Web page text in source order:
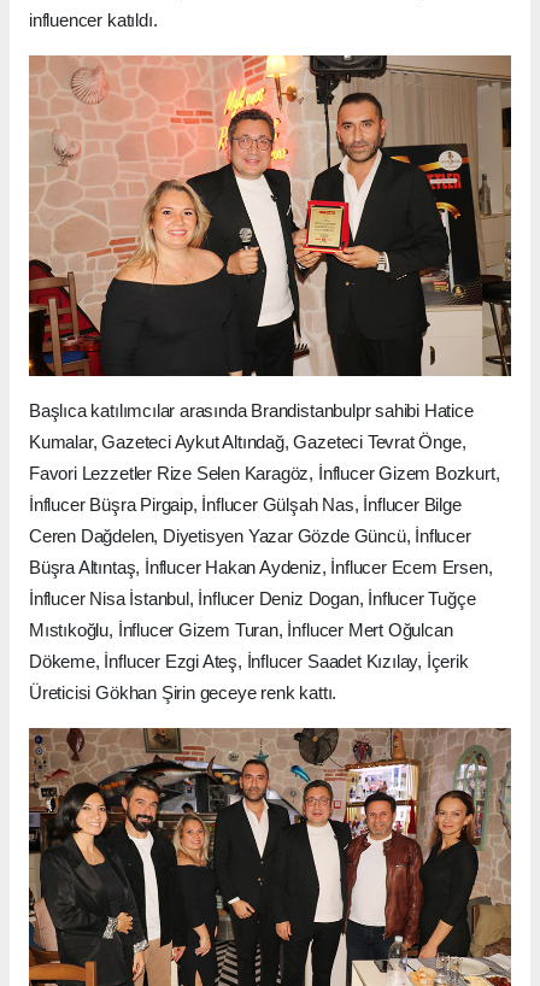
influencer katıldı.
Başlıca katılımcılar arasında Brandistanbulpr sahibi Hatice
Kumalar, Gazeteci Aykut Altındağ, Gazeteci Tevrat Önge,
Favori Lezzetler Rize Selen Karagöz, İnflucer Gizem Bozkurt,
İnflucer Büşra Pirgaip, İnflucer Gülşah Nas, İnflucer Bilge
Ceren Dağdelen, Diyetisyen Yazar Gözde Güncü, İnflucer
Büşra Altıntaş, İnflucer Hakan Aydeniz, İnflucer Ecem Ersen,
İnflucer Nisa İstanbul, İnflucer Deniz Dogan, İnflucer Tuğçe
Mıstıkoğlu, İnflucer Gizem Turan, İnflucer Mert Oğulcan
Dökeme, İnflucer Ezgi Ateş, İnflucer Saadet Kızılay, İçerik
Üreticisi Gökhan Şirin geceye renk kattı.